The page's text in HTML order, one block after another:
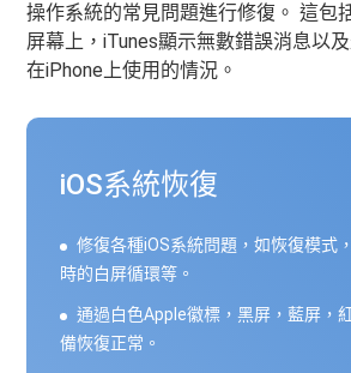
操作系統的常見問題進行修復。 這包
屏幕上，iTunes顯示無數錯誤消息以
在iPhone上使用的情況。
iOS系統恢復
修復各種iOS系統問題，如恢復模式
時的白屏循環等。
通過白色Apple徽標，黑屏，藍屏，
備恢復正常。